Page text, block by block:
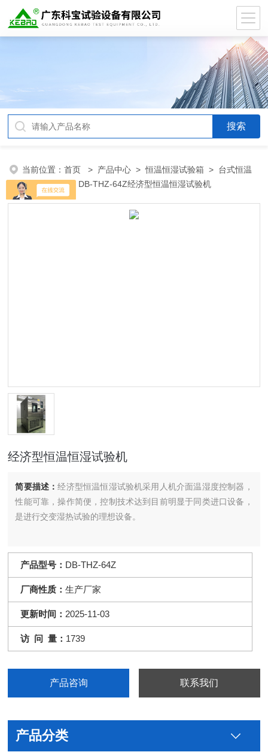
当前位置：首页 > 产品中心 >恒温恒湿试验箱 > 台式恒温
恒湿试验箱> DB-THZ-64Z经济型恒温恒湿试验机
经济型恒温恒湿试验机
简要描述：经济型恒温恒湿试验机采用人机介面温湿度控制器，
性能可靠，操作简便，控制技术达到目前明显于同类进口设备，
是进行交变湿热试验的理想设备。
产品型号： DB-THZ-64Z
厂商性质：生产厂家
更新时间： 2025-11-03
访 问 量： 1739
产品咨询 联系我们
产品分类